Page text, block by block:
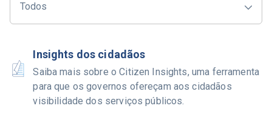
Todos
Insights dos cidadãos
Saiba mais sobre o Citizen Insights, uma ferramenta
para que os governos ofereçam aos cidadãos
visibilidade dos serviços públicos.